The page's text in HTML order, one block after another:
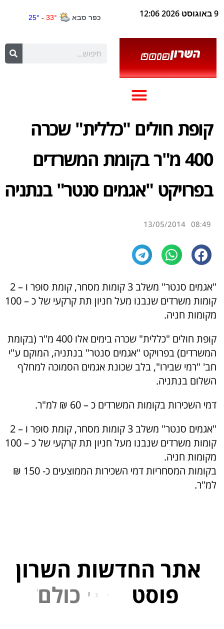
9 באוגוסט 2026 12:06
קופת חולים "כללית" שכרה
400 מ"ר בקומת המשרדים
בפרויקט "אגמים סנטר" בנתניה
08:49
13/05/2014
"אגמים סנטר" משלב 3 קומות מסחר, קומת סופר ו – 2
קומות משרדים שנבנו מעל חניון תת קרקעי של כ – 100
מקומות חניה.
קופת חולים "כללית" שכרה בימים אלו 400 מ"ר (בקומת
המשרדים) בפרויקט "אגמים סנטר" בנתניה, המוקם ע"י
חב' "רמי שבירו", בלב שכונת אגמים הסמוכה למחלף
השלום בנתניה.
דמי השכירות בקומות המשרדים כ – 60 ₪ למ"ר.
"אגמים סנטר" משלב 3 קומות מסחר, קומת סופר ו – 2
קומות משרדים שנבנו מעל חניון תת קרקעי של כ – 100
מקומות חניה.
בקומות המסחריות דמי השכירות הממוצעים כ- 150 ₪
למ"ר.
אתר החדשות השרון
פוסט